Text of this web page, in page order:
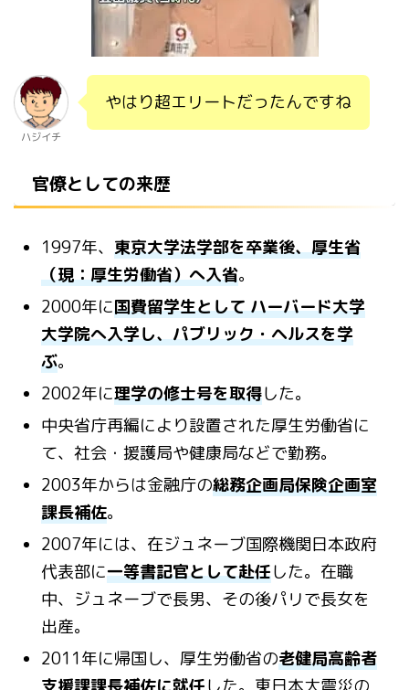
ハジイチ
やはり超エリートだったんですね
官僚としての来歴
1997年、 東京大学法学部を卒業後、厚生省
（現：厚生労働省）へ入省。
2000年に国費留学生として ハーバード大学
大学院へ入学し、パブリック・ヘルスを学
ぶ。
2002年に理学の修士号を取得した。
中央省庁再編により設置された厚生労働省に
て、社会・援護局や健康局などで勤務。
2003年からは金融庁の総務企画局保険企画室
課長補佐。
2007年には、在ジュネーブ国際機関日本政府
代表部に一等書記官として赴任した。在職
中、ジュネーブで長男、その後パリで長女を
出産。
2011年に帰国し、厚生労働省の老健局高齢者